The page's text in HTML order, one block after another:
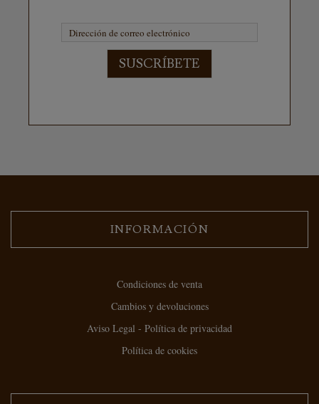
SUSCRÍBETE
INFORMACIÓN
Condiciones de venta
Cambios y devoluciones
Aviso Legal - Política de privacidad
Política de cookies